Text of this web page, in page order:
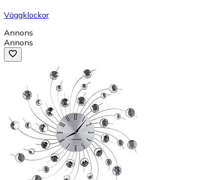
Väggklockor
Annons
Annons